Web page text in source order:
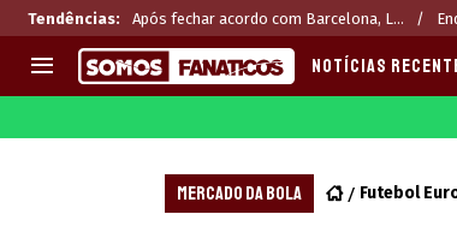
Tendências: Após fechar acordo com Barcelona, L...
CHAMPIONS LEAGUE
Melhores sites de
Últimas
NOTÍCIAS
MERCADO DA BOLA Futebol